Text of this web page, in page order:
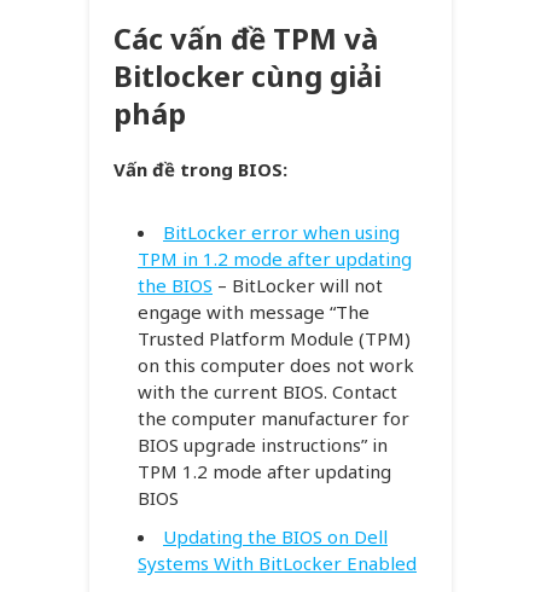
Các vấn đề TPM và
Bitlocker cùng giải
pháp
Vấn đề trong BIOS:
BitLocker error when using
TPM in 1.2 mode after updating
the BIOS – BitLocker will not
engage with message “The
Trusted Platform Module (TPM)
on this computer does not work
with the current BIOS. Contact
the computer manufacturer for
BIOS upgrade instructions” in
TPM 1.2 mode after updating
BIOS
Updating the BIOS on Dell
Systems With BitLocker Enabled